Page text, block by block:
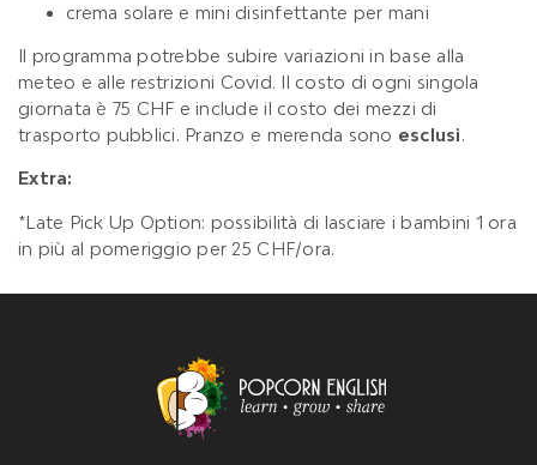
crema solare e mini disinfettante per mani
Il programma potrebbe subire variazioni in base alla
meteo e alle restrizioni Covid. Il costo di ogni singola
giornata è 75 CHF e include il costo dei mezzi di
trasporto pubblici. Pranzo e merenda sono esclusi.
Extra:
*Late Pick Up Option: possibilità di lasciare i bambini 1 ora
in più al pomeriggio per 25 CHF/ora.